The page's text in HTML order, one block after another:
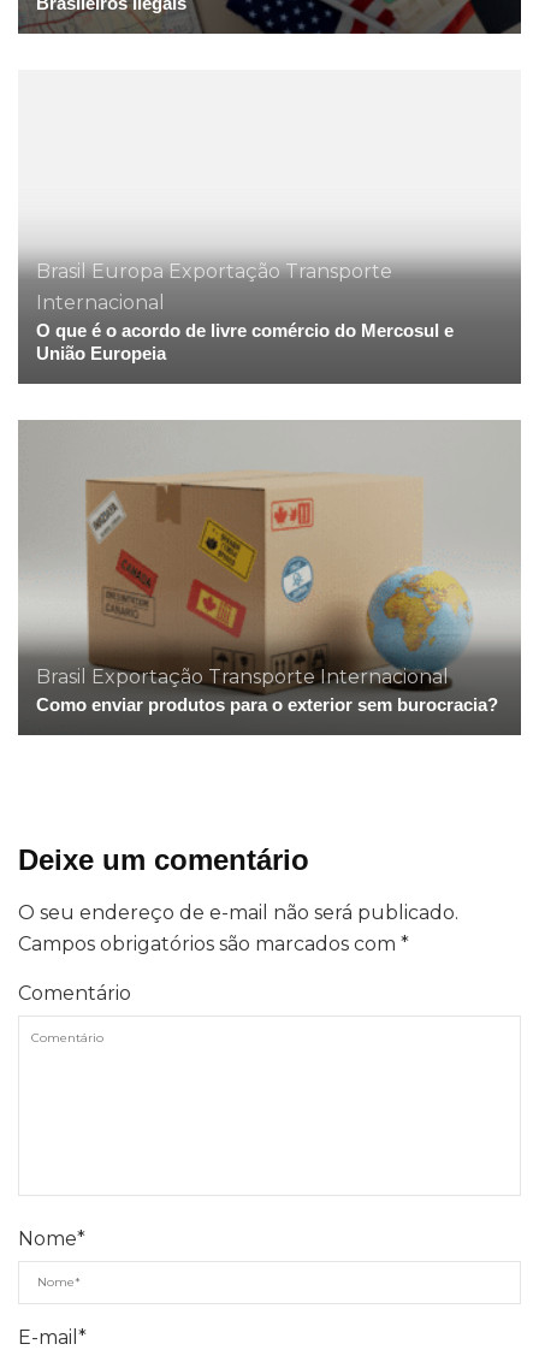
Brasil Europa Exportação Transporte
Internacional
O que é o acordo de livre comércio do Mercosul e
União Europeia
Brasil Exportação Transporte Internacional
Como enviar produtos para o exterior sem burocracia?
Deixe um comentário
O seu endereço de e-mail não será publicado.
Campos obrigatórios são marcados com *
Comentário
Nome*
E-mail *